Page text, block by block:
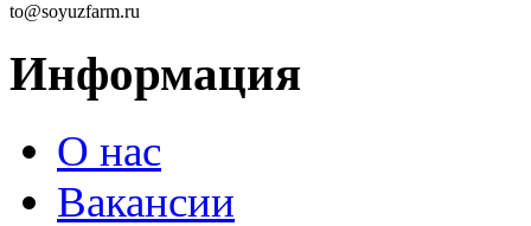
to@soyuzfarm.ru
Информация
О нас
Вакансии